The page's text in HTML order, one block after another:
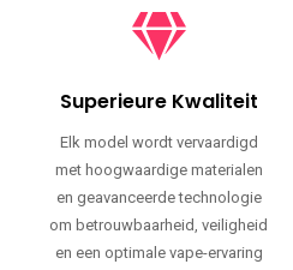
Superieure Kwaliteit
Elk model wordt vervaardigd
met hoogwaardige materialen
en geavanceerde technologie
om betrouwbaarheid, veiligheid
en een optimale vape-ervaring